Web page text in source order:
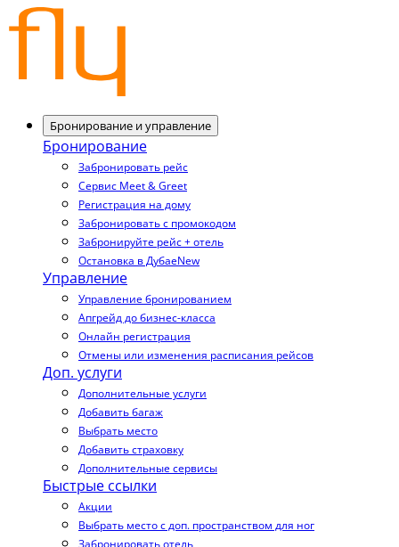
Бронирование и управление
Бронирование
Забронировать рейс
Сервис Meet & Greet
Регистрация на дому
Забронировать с промокодом
Забронируйте рейс + отель
Остановка в ДубаеNew
Управление
Управление бронированием
Апгрейд до бизнес-класса
Онлайн регистрация
Отмены или изменения расписания рейсов
Доп. услуги
Дополнительные услуги
Добавить багаж
Выбрать место
Добавить страховку
Дополнительные сервисы
Быстрые ссылки
Акции
Выбрать место с доп. пространством для ног
Забронировать отель